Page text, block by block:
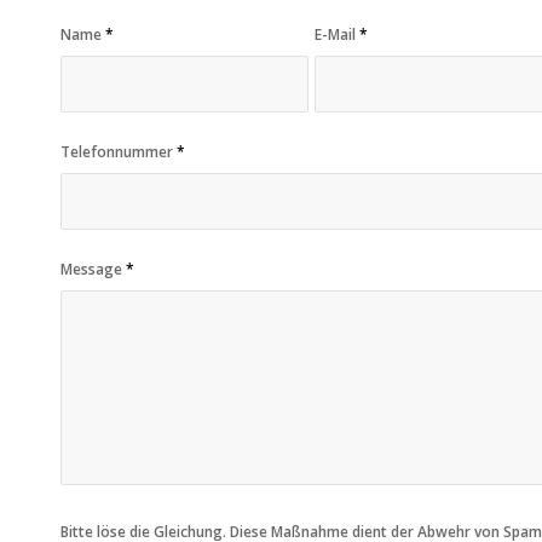
Name* E-Mail *
Telefonnummer*
Message*
Bitte löse die Gleichung. Diese Maßnahme dient der Abwehr von